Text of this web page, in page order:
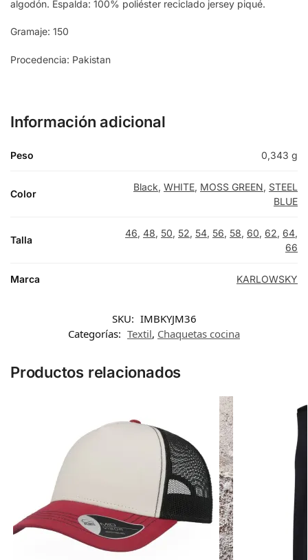
algodón. Espalda: 100% poliéster reciclado jersey piqué.
Gramaje: 150
Procedencia: Pakistan
Información adicional
Peso 0,343 g
Color
Black, WHITE, MOSS GREEN, STEEL
BLUE
Talla
46, 48, 50, 52, 54, 56, 58, 60, 62, 64,
66
Marca KARLOWSKY
SKU: IMBKYJM36
Categorías: Textil, Chaquetas cocina
Productos relacionados